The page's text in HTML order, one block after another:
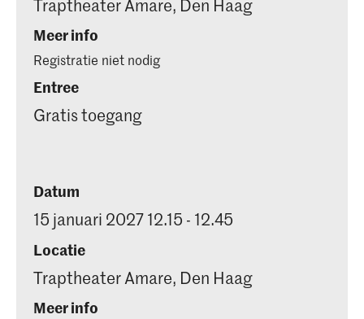
Traptheater Amare, Den Haag
Meer info
Registratie niet nodig
Entree
Gratis toegang
Datum
15 januari 2027 12.15 - 12.45
Locatie
Traptheater Amare, Den Haag
Meer info